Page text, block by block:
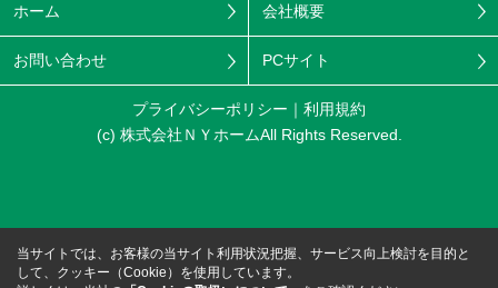
ホーム 会社概要
お問い合わせ PCサイト
プライバシーポリシー
利用規約
(c) 株式会社ＮＹホームAll Rights Reserved.
当サイトでは、お客様の当サイト利用状況把握、サービス向上検討を目的と
して、クッキー（Cookie）を使用しています。